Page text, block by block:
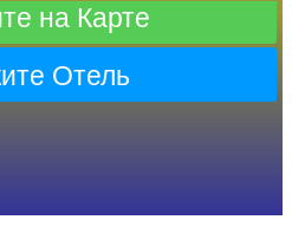
на Карте
Отель